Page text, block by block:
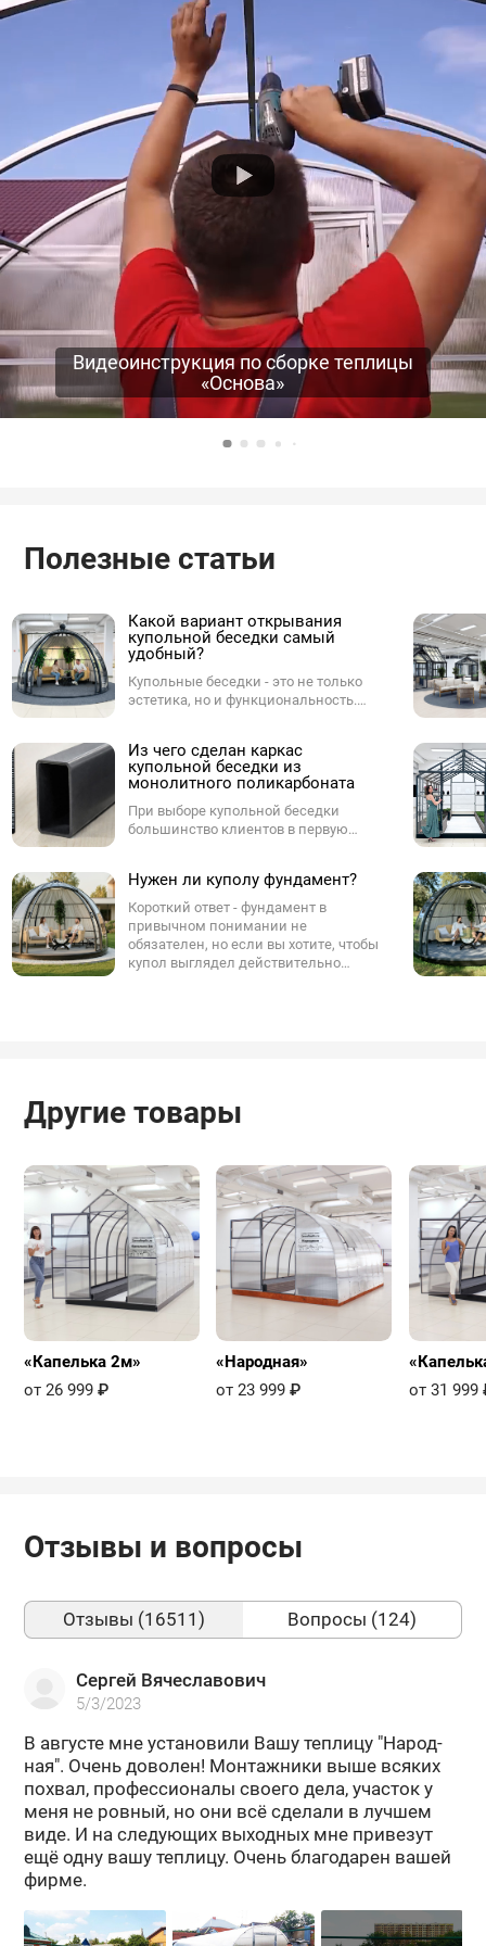
Видеоинструкция по сборке теплицы
«Основа»
Полезные статьи
Какой вариант открывания
купольной беседки самый
удобный?
Купольные беседки - это не только
эстетика, но и функциональность.
открывания. От него зависит,
насколько комфортно будет
пользоваться куполом в
повседневной жизни - будь то на
участке, в ресторане, у бассейна или в
оптимальный.
Из чего сделан каркас
купольной беседки из
монолитного поликарбоната
При выборе купольной беседки
большинство клиентов в первую
который определяет, как купол будет
выглядеть через 3, 5, и 7 лет,
насколько мягко будут работать двери
и не появится ли ржавчина в самых
нагруженных местах.
Нужен ли куполу фундамент?
Короткий ответ - фундамент в
привычном понимании не
обязателен, но если вы хотите, чтобы
купол выглядел действительно
Другие товары
«Капелька 2м»
от 26 999 ₽
«Народная»
от 23 999₽
от 31 999
Отзывы и вопросы
Отзывы (16511) Вопросы (124)
Сергей Вячеславович
5/3/2023
В ав­гу­сте мне уста­но­ви­ли Вашу теп­ли­цу "На­род­
ная". Очень до­во­лен! Мон­таж­ни­ки выше вся­ких
по­хвал, про­фес­си­о­на­лы сво­е­го дела, уча­сток у
меня не ров­ный, но они всё сде­ла­ли в луч­шем
виде. И на сле­ду­ю­щих вы­ход­ных мне при­ве­зут
ещё одну вашу теп­ли­цу. Очень бла­го­да­рен вашей
фирме.